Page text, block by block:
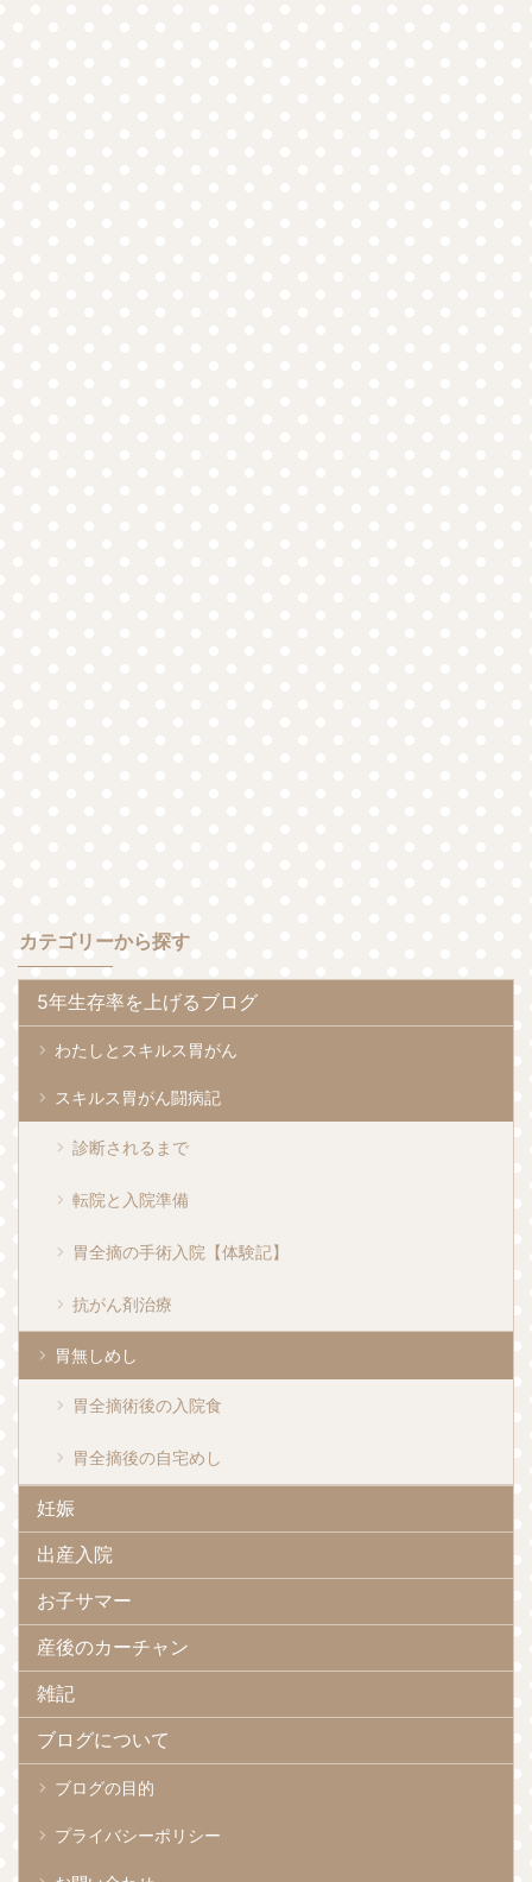
カテゴリーから探す
5年生存率を上げるブログ
わたしとスキルス胃がん
スキルス胃がん闘病記
診断されるまで
転院と入院準備
胃全摘の手術入院【体験記】
抗がん剤治療
胃無しめし
胃全摘術後の入院食
胃全摘後の自宅めし
妊娠
出産入院
お子サマー
産後のカーチャン
雑記
ブログについて
ブログの目的
プライバシーポリシー